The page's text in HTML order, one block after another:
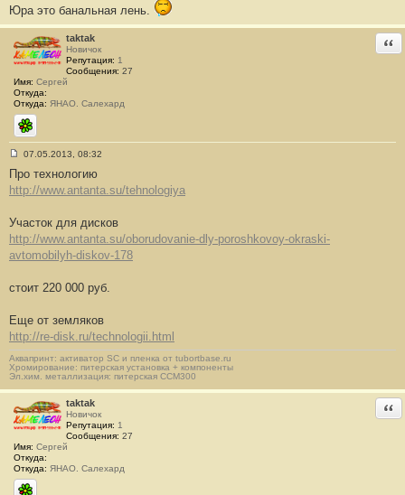
н
и
е
5
8
Юра это банальная лень.
taktak
Новичок
Репутация: 1
Сообщения: 27
Имя: Сергей
Откуда:
Откуда: ЯНАО. Салехард
ICQ
о
о
б
н
и
е
#
07.05.2013, 08:32
Про технологию
http://www.antanta.su/tehnologiya
Участок для дисков
http://www.antanta.su/oborudovanie-dly-poroshkovoy-okraski-
avtomobilyh-diskov-178
стоит 220 000 руб.
Еще от земляков
http://re-disk.ru/technologii.html
Аквапринт: активатор SC и пленка от tubortbase.ru
Хромирование: питерская установка + компоненты
Эл.хим. металлизация: питерская CCM300
taktak
Новичок
Репутация: 1
Сообщения: 27
Имя: Сергей
Откуда:
Откуда: ЯНАО. Салехард